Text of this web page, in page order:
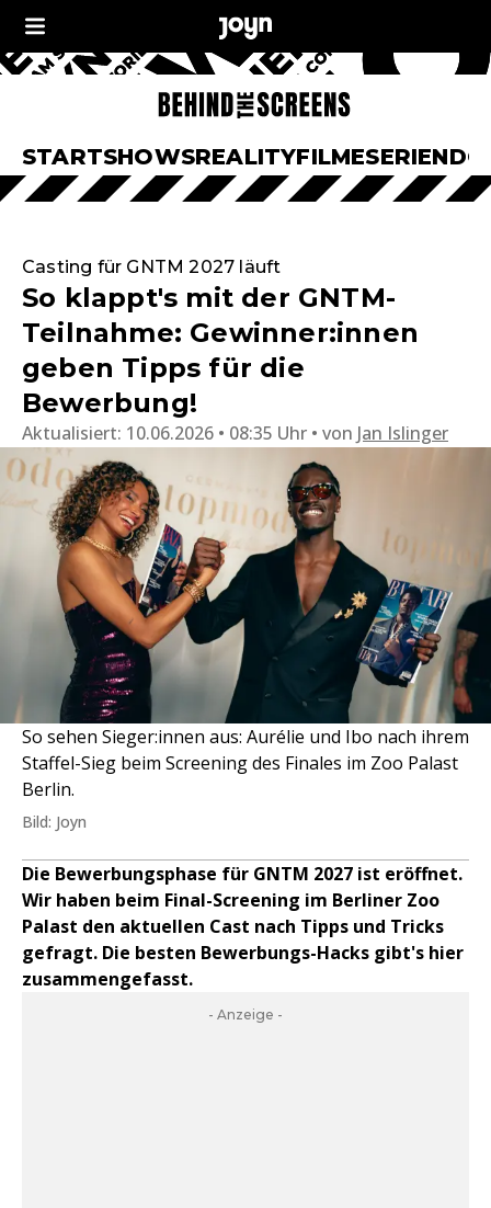
STARTSHOWSREALITYFILMESERIEN
Casting für GNTM 2027 läuft
So klappt's mit der GNTM-
Teilnahme: Gewinner:innen
geben Tipps für die
Bewerbung!
Aktualisiert: 10.06.2026 • 08:35 Uhr von Jan Islinger
So sehen Sieger:innen aus: Aurélie und Ibo nach ihrem
Staffel-Sieg beim Screening des Finales im Zoo Palast
Berlin.
Bild: Joyn
Die Bewerbungsphase für GNTM 2027 ist eröffnet.
Wir haben beim Final-Screening im Berliner Zoo
Palast den aktuellen Cast nach Tipps und Tricks
gefragt. Die besten Bewerbungs-Hacks gibt's hier
zusammengefasst.
- Anzeige -